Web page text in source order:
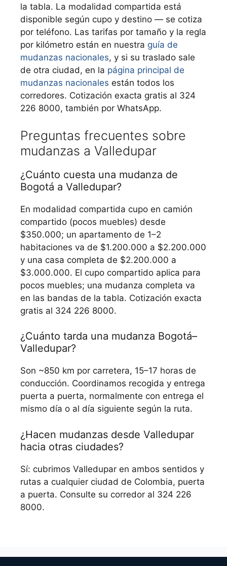
la tabla. La modalidad compartida está
disponible según cupo y destino — se cotiza
por teléfono. Las tarifas por tamaño y la regla
por kilómetro están en nuestra guía de
mudanzas nacionales, y si su traslado sale
de otra ciudad, en la página principal de
mudanzas nacionales están todos los
corredores. Cotización exacta gratis al 324
226 8000, también por WhatsApp.
Preguntas frecuentes sobre
mudanzas a Valledupar
¿Cuánto cuesta una mudanza de
Bogotá a Valledupar?
En modalidad compartida cupo en camión
compartido (pocos muebles) desde
$350.000; un apartamento de 1–2
habitaciones va de $1.200.000 a $2.200.000
y una casa completa de $2.200.000 a
$3.000.000. El cupo compartido aplica para
pocos muebles; una mudanza completa va
en las bandas de la tabla. Cotización exacta
gratis al 324 226 8000.
¿Cuánto tarda una mudanza Bogotá–
Valledupar?
Son ~850 km por carretera, 15–17 horas de
conducción. Coordinamos recogida y entrega
puerta a puerta, normalmente con entrega el
mismo día o al día siguiente según la ruta.
¿Hacen mudanzas desde Valledupar
hacia otras ciudades?
Sí: cubrimos Valledupar en ambos sentidos y
rutas a cualquier ciudad de Colombia, puerta
a puerta. Consulte su corredor al 324 226
8000.